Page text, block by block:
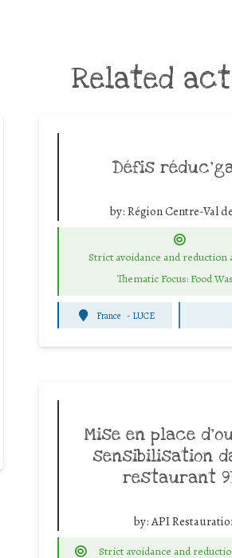
Related
Défis
by: Région Centre-Val
Strict avoidance and reduction
Thematic Focus: Food
France - LUCE
Mise en place
sensibilisation
restaurant
by:API
Strict avoidance and